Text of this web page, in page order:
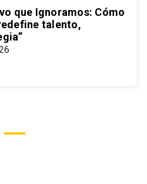
que Ignoramos: Cómo
talento,